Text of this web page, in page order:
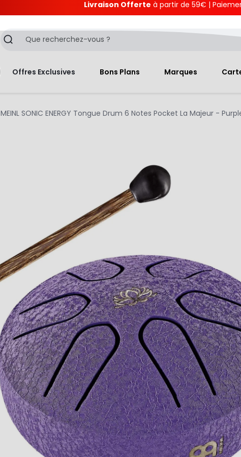
Livraison Offerte à partir de 59€ |
Recherche
Offres Exclusives Bons Plans Marques
MEINL SONIC ENERGY Tongue Drum 6 Notes Pocket La Majeur -